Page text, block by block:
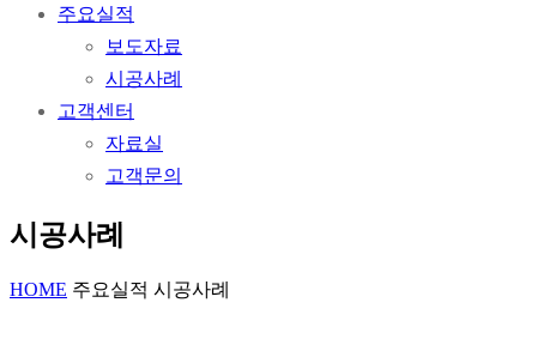
주요실적
보도자료
시공사례
고객센터
자료실
고객문의
시공사례
HOME 주요실적 시공사례